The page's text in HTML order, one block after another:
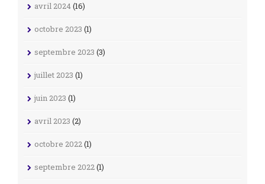
avril 2024(16)
octobre 2023 (1)
septembre 2023 (3)
juillet 2023 (1)
juin 2023 (1)
avril 2023 (2)
octobre 2022(1)
septembre 2022(1)